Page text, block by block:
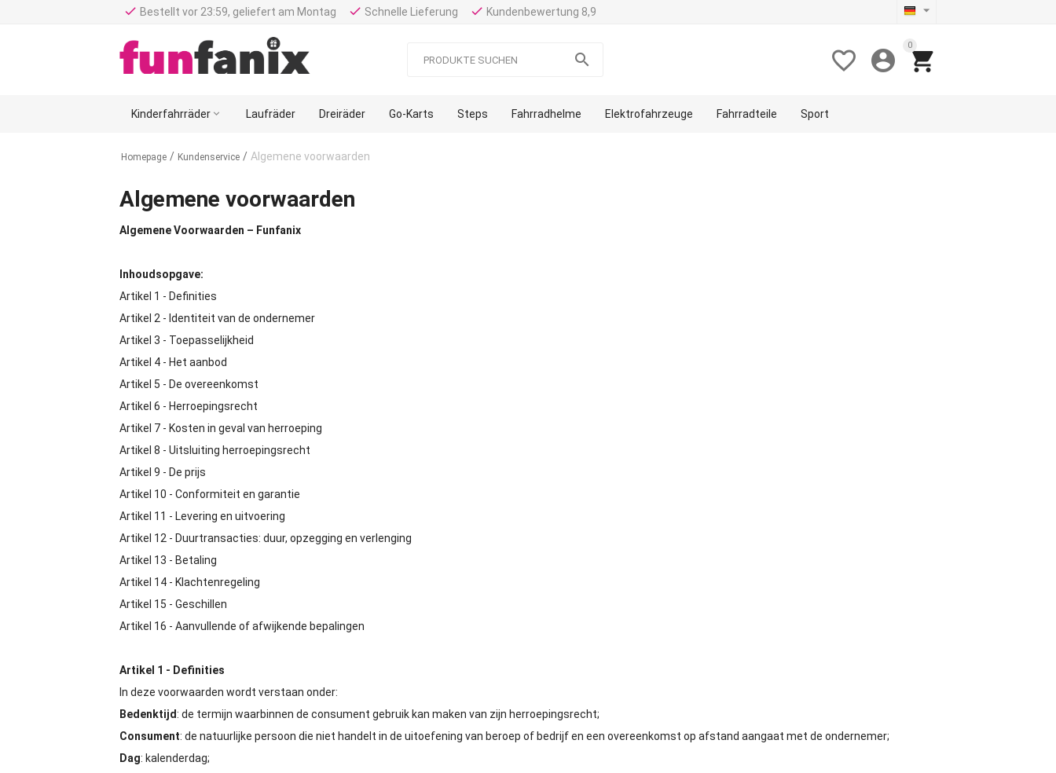
done Bestellt vor 23:59, geliefert am Montag done Schnelle Lieferung done Kundenbewertung 8,9

0



Kinderfahrräder  Laufräder Dreiräder Go-Karts Steps Fahrradhelme Elektrofahrzeuge Fahrradteile Sport
Homepage / Kundenservice / Algemene voorwaarden
Algemene voorwaarden
Algemene Voorwaarden – Funfanix
Inhoudsopgave:
Artikel 1 - Definities
Artikel 2 - Identiteit van de ondernemer
Artikel 3 - Toepasselijkheid
Artikel 4 - Het aanbod
Artikel 5 - De overeenkomst
Artikel 6 - Herroepingsrecht
Artikel 7 - Kosten in geval van herroeping
Artikel 8 - Uitsluiting herroepingsrecht
Artikel 9 - De prijs
Artikel 10 - Conformiteit en garantie
Artikel 11 - Levering en uitvoering
Artikel 12 - Duurtransacties: duur, opzegging en verlenging
Artikel 13 - Betaling
Artikel 14 - Klachtenregeling
Artikel 15 - Geschillen
Artikel 16 - Aanvullende of afwijkende bepalingen
Artikel 1 - Definities
In deze voorwaarden wordt verstaan onder:
Bedenktijd: de termijn waarbinnen de consument gebruik kan maken van zijn herroepingsrecht;
Consument: de natuurlijke persoon die niet handelt in de uitoefening van beroep of bedrijf en een overeenkomst op afstand aangaat met de ondernemer;
Dag: kalenderdag;